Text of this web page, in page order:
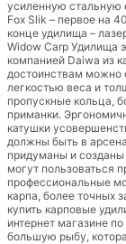
усиленную стальную
Fox Slik – первое на
конце удилища –
Widow Carp Удилища
компанией Daiwa из
достоинствам можно
легкостью веса и
пропускные кольца,
приманки.
катушки
должны быть в
придуманы и
могут пользоваться
профессиональные
карпа, более точных
купить карповые
интернет магазине
большую рыбу,